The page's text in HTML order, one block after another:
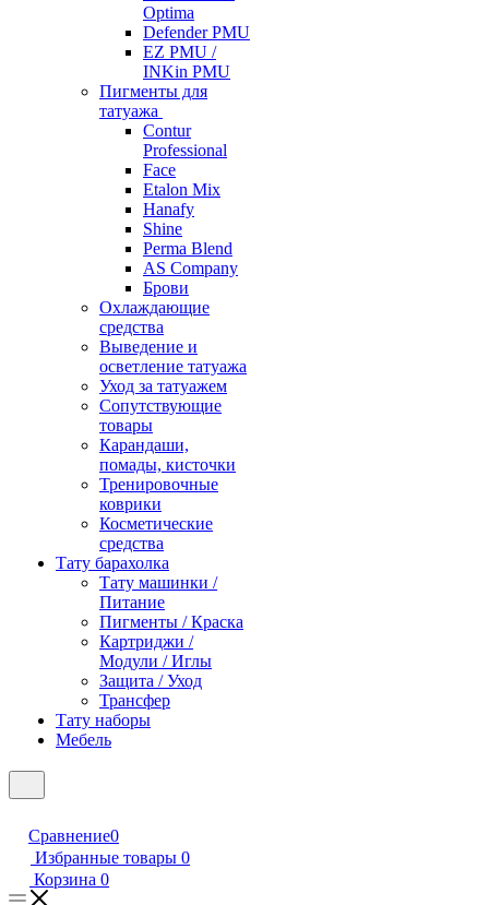
Optima
Defender PMU
EZ PMU /
INKin PMU
Пигменты для
татуажа
Contur
Professional
Face
Etalon Mix
Hanafy
Shine
Perma Blend
AS Company
Брови
Охлаждающие
средства
Выведение и
осветление татуажа
Уход за татуажем
Сопутствующие
товары
Карандаши,
помады, кисточки
Тренировочные
коврики
Косметические
средства
Тату барахолка
Тату машинки /
Питание
Пигменты / Краска
Картриджи /
Модули / Иглы
Защита / Уход
Трансфер
Тату наборы
Мебель
Сравнение0
Избранные товары 0
Корзина 0